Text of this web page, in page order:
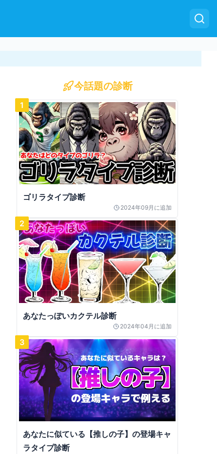
今話題の診断
1
ゴリラタイプ診断
2024年09月 に追加
2
あなたっぽいカクテル診断
2024年04月 に追加
3
あなたに似ている【推しの子】の登場キャ
ラタイプ診断